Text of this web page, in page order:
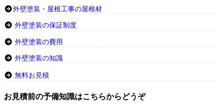
外壁塗装・屋根工事の屋根材
外壁塗装の保証制度
外壁塗装の費用
外壁塗装の知識
無料お見積
お見積前の予備知識はこちらからどうぞ